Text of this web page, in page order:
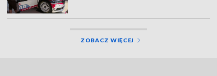
ZOBACZ WIĘCEJ